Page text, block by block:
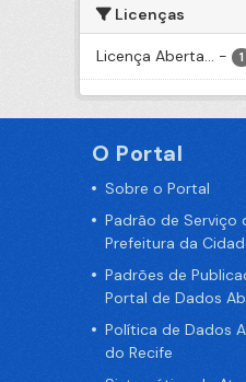
Licenças
Licença Aberta... - 1
O Portal
Sobre o Portal
Padrão de Serviço
Prefeitura da
Padrões de
Portal de Dados
Política de Dados
do Recife